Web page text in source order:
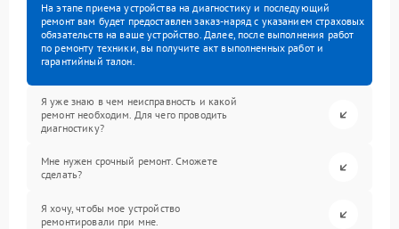
На этапе приема устройства на диагностику и последующий
ремонт вам будет предоставлен заказ-наряд с указанием страховых
обязательств на ваше устройство. Далее, после выполнения работ
по ремонту техники, вы получите акт выполненных работ и
гарантийный талон.
Я уже знаю в чем неисправность и какой
ремонт необходим. Для чего проводить
диагностику?
Мне нужен срочный ремонт. Сможете
сделать?
Я хочу, чтобы мое устройство
ремонтировали при мне.